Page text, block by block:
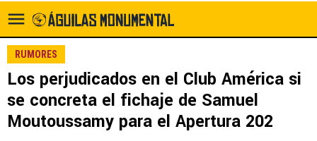
RUMORES
Los perjudicados en el Club América si
se concreta el fichaje de Samuel
Moutoussamy para el Apertura 202